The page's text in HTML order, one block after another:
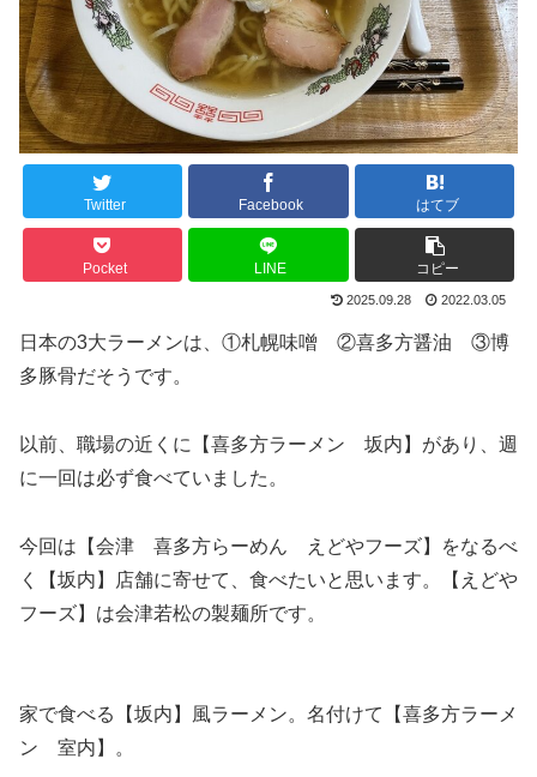
Twitter Facebook はてブ
Pocket LINE コピー
2025.09.28 2022.03.05
日本の3大ラーメンは、①札幌味噌 ②喜多方醤油 ③博
多豚骨だそうです。
以前、職場の近くに【喜多方ラーメン 坂内】があり、週
に一回は必ず食べていました。
今回は【会津 喜多方らーめん えどやフーズ】をなるべ
く【坂内】店舗に寄せて、食べたいと思います。【えどや
フーズ】は会津若松の製麺所です。
家で食べる【坂内】風ラーメン。名付けて【喜多方ラーメ
ン 室内】。